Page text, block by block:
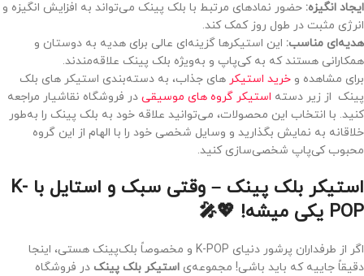
ایجاد انگیزه: حضور نمادهای مرتبط با بلک پینک می‌تواند به افزایش انگیزه و
انرژی مثبت در طول روز کمک کند.
هدیه‌ای مناسب: این استیکرها گزینه‌ای عالی برای هدیه به دوستان و
همکارانی هستند که به کی‌پاپ و به‌ویژه بلک پینک علاقه‌مندند.
برای مشاهده و خرید استیکر های جذاب، به دسته‌بندی استیکر های بلک
پینک از زیر دسته استیکر گروه های موسیقی در فروشگاه نقاشیار مراجعه
کنید. با انتخاب این محصولات، می‌توانید علاقه خود به بلک پینک را به‌طور
خلاقانه به نمایش بگذارید و وسایل شخصی خود را با الهام از این گروه
محبوب کی‌پاپ شخصی‌سازی کنید.
استیکر بلک پینک – وقتی سبک و استایل با K-
POP یکی میشه! 💖🎤
اگر از طرفداران پرشور دنیای K-POP و مخصوصاً بلک‌پینک هستی، اینجا
دقیقاً جاییه که باید باشی! مجموعه‌ی استیکر بلک پینک در فروشگاه